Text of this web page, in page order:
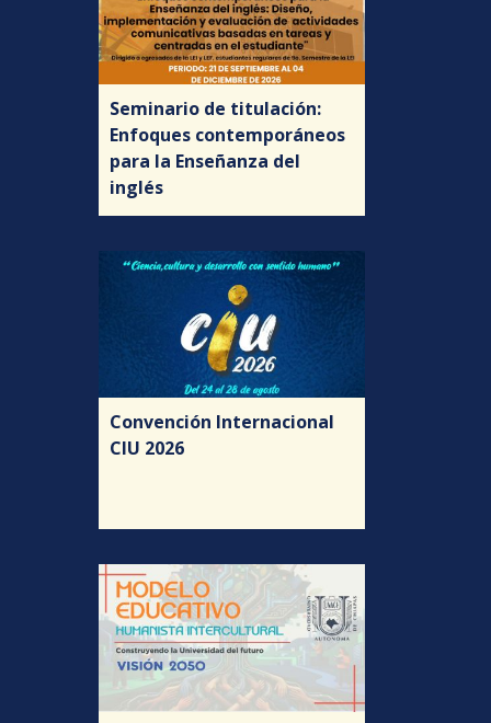
Seminario de titulación:
Enfoques contemporáneos
para la Enseñanza del
inglés
Convención Internacional
CIU 2026